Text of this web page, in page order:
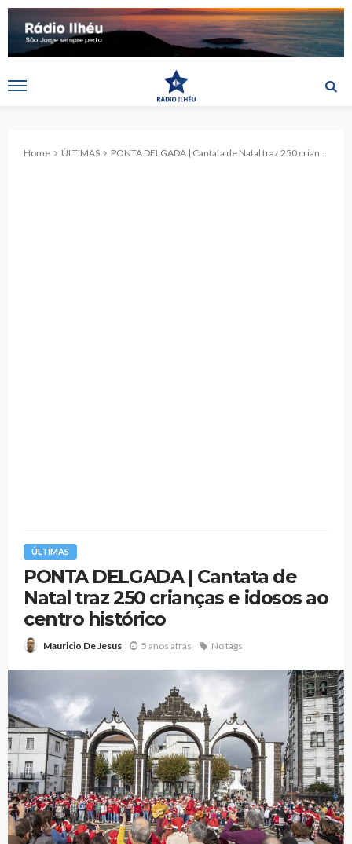
Home ÚLTIMAS PONTA DELGADA | Cantata de Natal traz 250 crianças e idosos ao centro histórico
ÚLTIMAS
PONTA DELGADA | Cantata de
Natal traz 250 crianças e idosos ao
centro histórico
Mauricio De Jesus 5 anos atrás No tags